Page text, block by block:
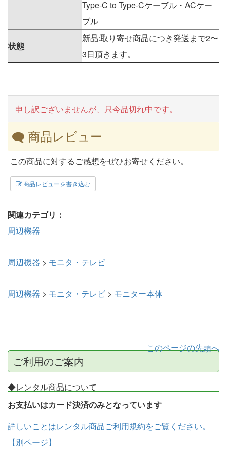
Type-C to Type-Cケーブル・ACケー
ブル
状態
新品:取り寄せ商品につき発送まで2〜
3日頂きます。
申し訳ございませんが、只今品切れ中です。
商品レビュー
この商品に対するご感想をぜひお寄せください。
商品レビューを書き込む
関連カテゴリ：
周辺機器
周辺機器 > モニタ・テレビ
周辺機器 > モニタ・テレビ > モニター本体
このページの先頭へ
ご利用のご案内
◆レンタル商品について
お支払いはカード決済のみとなっています
詳しいことはレンタル商品ご利用規約をご覧ください。
【別ページ】